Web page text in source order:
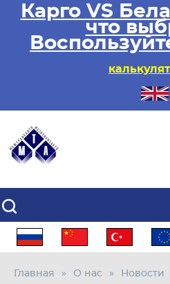
Карго VS
что
Главная О нас Новости